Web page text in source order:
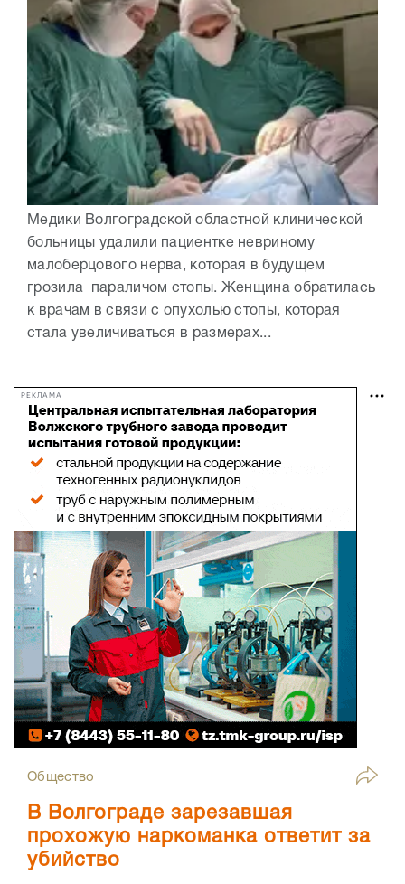
Медики Волгоградской областной клинической
больницы удалили пациентке невриному
малоберцового нерва, которая в будущем
грозила параличом стопы. Женщина обратилась
к врачам в связи с опухолью стопы, которая
стала увеличиваться в размерах...
РЕКЛАМА
Общество
В Волгограде зарезавшая
прохожую наркоманка ответит за
убийство